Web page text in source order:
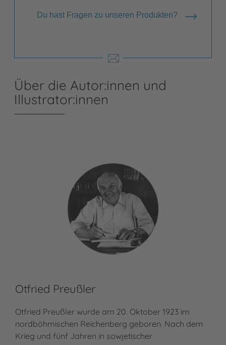
Du hast Fragen zu unseren Produkten?
Über die Autor:innen und
Illustrator:innen
Otfried Preußler
Otfried Preußler wurde am 20. Oktober 1923 im
nordböhmischen Reichenberg geboren. Nach dem
Krieg und fünf Jahren in sowjetischer